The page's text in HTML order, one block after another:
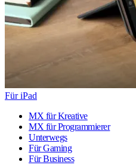
Für iPad
MX für Kreative
MX für Programmierer
Unterwegs
Für Gaming
Für Business